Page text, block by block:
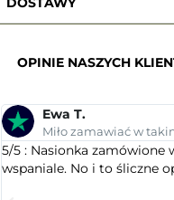
OPINIE NASZYCH
Ewa T.
Miło zamawiać w
5/5 : Nasionka zamówione
wspaniale. No i to śliczne